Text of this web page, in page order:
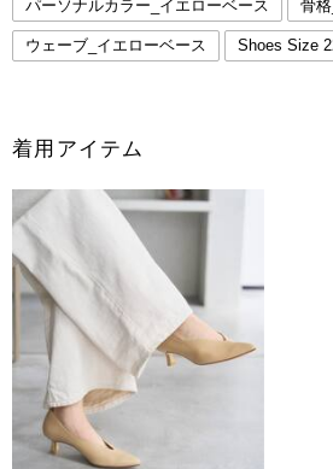
パーソナルカラー_イエローベース 骨
ウェーブ_イエローベース Shoes Size
着用アイテム